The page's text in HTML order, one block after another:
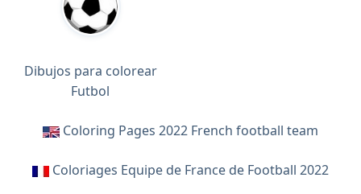
Dibujos para colorear
Futbol
Coloring Pages 2022 French football team
Coloriages Equipe de France de Football 2022